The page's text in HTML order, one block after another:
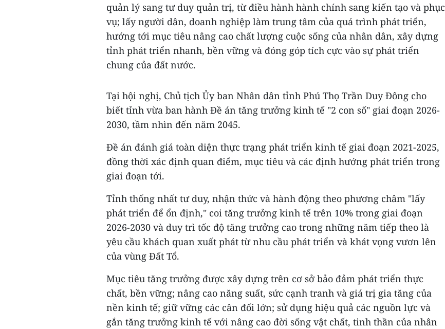
quản lý sang tư duy quản trị, từ điều hành hành chính sang kiến tạo và phục
vụ; lấy người dân, doanh nghiệp làm trung tâm của quá trình phát triển,
hướng tới mục tiêu nâng cao chất lượng cuộc sống của nhân dân, xây dựng
tỉnh phát triển nhanh, bền vững và đóng góp tích cực vào sự phát triển
chung của đất nước.
Tại hội nghị, Chủ tịch Ủy ban Nhân dân tỉnh Phú Thọ Trần Duy Đông cho
biết tỉnh vừa ban hành Đề án tăng trưởng kinh tế "2 con số" giai đoạn 2026-
2030, tầm nhìn đến năm 2045.
Đề án đánh giá toàn diện thực trạng phát triển kinh tế giai đoạn 2021-2025,
đồng thời xác định quan điểm, mục tiêu và các định hướng phát triển trong
giai đoạn tới.
Tỉnh thống nhất tư duy, nhận thức và hành động theo phương châm "lấy
phát triển để ổn định," coi tăng trưởng kinh tế trên 10% trong giai đoạn
2026-2030 và duy trì tốc độ tăng trưởng cao trong những năm tiếp theo là
yêu cầu khách quan xuất phát từ nhu cầu phát triển và khát vọng vươn lên
của vùng Đất Tổ.
Mục tiêu tăng trưởng được xây dựng trên cơ sở bảo đảm phát triển thực
chất, bền vững; nâng cao năng suất, sức cạnh tranh và giá trị gia tăng của
nền kinh tế; giữ vững các cân đối lớn; sử dụng hiệu quả các nguồn lực và
gắn tăng trưởng kinh tế với nâng cao đời sống vật chất, tinh thần của nhân